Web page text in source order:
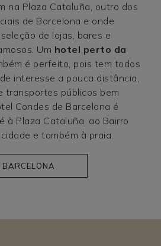
na Plaza Cataluña, outro dos
de Barcelona e onde
de lojas, bares e
Um hotel perto da
é perfeito, pois tem todos
interesse a pouca distância,
transportes públicos bem
Condes de Barcelona é
à Plaza Cataluña, ao Bairro
e também à praia.
BARCELONA